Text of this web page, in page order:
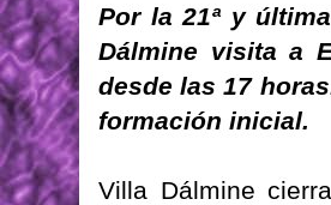
Por la 21ª y
Dálmine visita a
desde las 17
formación inicial.
Villa Dálmine